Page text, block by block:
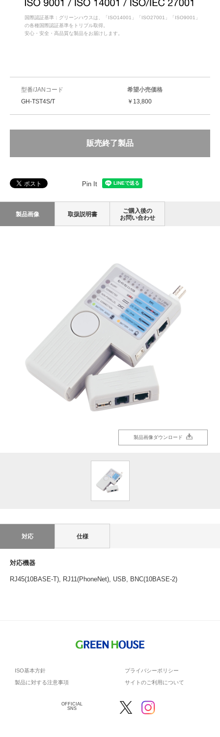
国際認証基準：グリーンハウスは、「ISO14001」「ISO27001」「ISO9001」
の各種国際認証基準をトリプル取得。
安心・安全・高品質な製品をお届けします。
型番/JANコード
希望小売価格
GH-TST4S/T
￥13,800
販売終了製品
Pin It
製品画像 取扱説明書
ご購入後の
お問い合わせ
製品画像ダウンロード
対応 仕様
対応機器
RJ45(10BASE-T), RJ11(PhoneNet), USB, BNC(10BASE-2)
ISO基本方針
プライバシーポリシー
製品に対する注意事項
サイトのご利用について
OFFICIAL
SNS